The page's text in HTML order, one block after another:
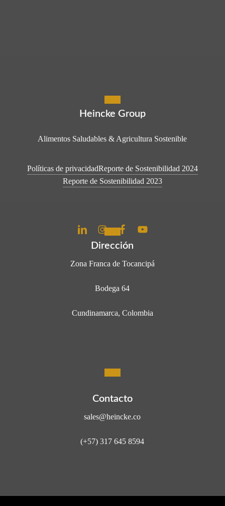
Heincke Group
Alimentos Saludables & Agricultura Sostenible
Políticas de privacidadReporte de Sostenibilidad 2024
Reporte de Sostenibilidad 2023
Dirección
Zona Franca de Tocancipá
Bodega 64
Cundinamarca, Colombia
Contacto
sales@heincke.co
(+57) 317 645 8594